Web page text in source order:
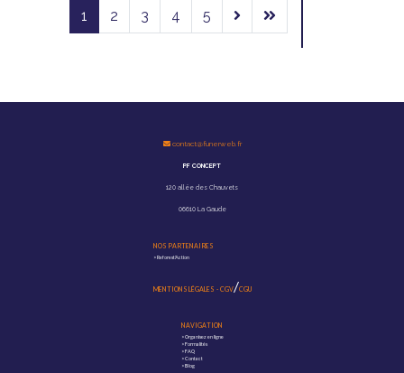
1 2 3 4 5
contact@funerweb.fr
PF CONCEPT
120 allée des Chauvets
06610 La Gaude
NOS PARTENAIRES
>Reforest'Action
MENTIONS LÉGALES - CGV/CGU
NAVIGATION
>Organisez en ligne
>Formalités
>FAQ
>Contact
>Blog